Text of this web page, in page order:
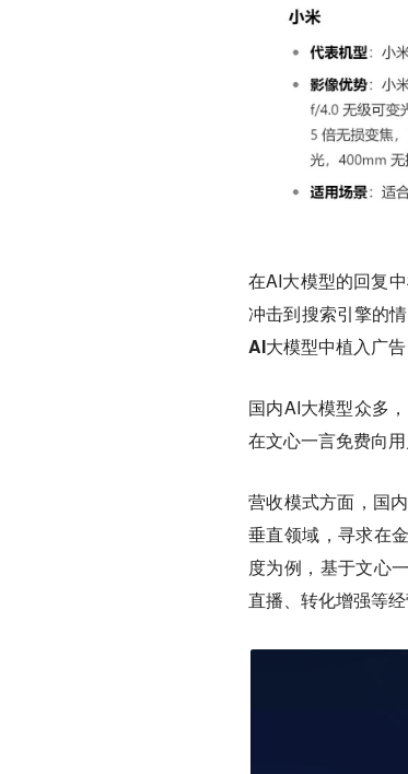
在AI大模型的回复
冲击到搜索引擎的
AI大模型中植入广
国内AI大模型众多
在文心一言免费向
营收模式方面，国
垂直领域，寻求在
度为例，基于文心
直播、转化增强等